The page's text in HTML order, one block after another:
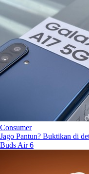
Consumer
Jago Pantun? Buktikan di
Buds Air 6